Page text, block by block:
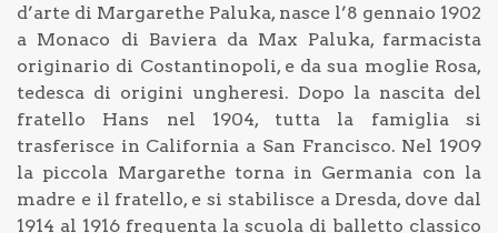
d’arte di Margarethe Paluka, nasce l’8 gennaio 1902
a Monaco di Baviera da Max Paluka, farmacista
originario di Costantinopoli, e da sua moglie Rosa,
tedesca di origini ungheresi. Dopo la nascita del
fratello Hans nel 1904, tutta la famiglia si
trasferisce in California a San Francisco. Nel 1909
la piccola Margarethe torna in Germania con la
madre e il fratello, e si stabilisce a Dresda, dove dal
1914 al 1916 frequenta la scuola di balletto classico